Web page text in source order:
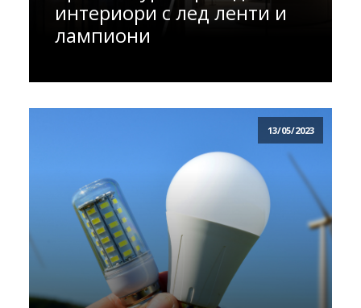
интериори с лед ленти и
лампиони
13/05/2023